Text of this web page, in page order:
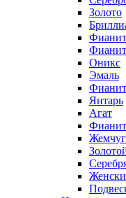
Золото
Оникс
Эмаль
Янтарь
Агат
Фианит